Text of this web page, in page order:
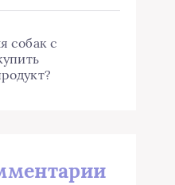
собак с